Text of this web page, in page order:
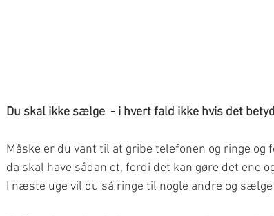
Du skal ikke sælge  - i hvert fald ikke hvis det
Måske er du vant til at gribe telefonen og ringe
da skal have sådan et, fordi det kan gøre det ene
I næste uge vil du så ringe til nogle andre og sælge